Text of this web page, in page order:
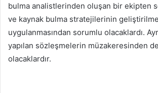
bulma analistlerinden oluşan bir ekipten
ve kaynak bulma stratejilerinin
uygulanmasından sorumlu olacaklardı.
yapılan sözleşmelerin müzakeresinden
olacaklardır.